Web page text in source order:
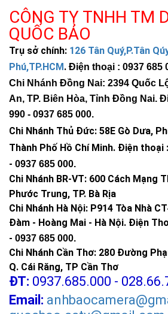
CÔNG TY TNHH TM
QUỐC BẢO
Trụ sở chính: 126 Tân Quý,P.Tân
Phú,TP.HCM. Điện thoại : 0937 685
Chi Nhánh Đồng Nai: 2394 Quốc
An, TP. Biên Hòa, Tỉnh Đồng Nai.
990 - 0937 685 000.
Chi Nhánh Thủ Đức: 58E Gò Dưa,
Thành Phố Hồ Chí Minh. Điện thoại
- 0937 685 000.
Chi Nhánh BR-VT: 600 Cách Mạng
Phước Trung, TP. Bà Rịa
Chi Nhánh Hà Nội: P914 Tòa Nhà
Đàm - Hoàng Mai - Hà Nội. Điện
- 0937 685 000.
Chi Nhánh Cần Thơ: 280 Đường
Q. Cái Răng, TP Cần Thơ
ĐT: 0937.685.000 -
Email: